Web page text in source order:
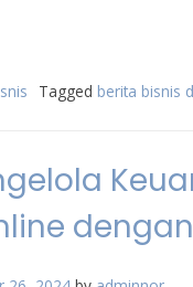
Tagged berita bisnis